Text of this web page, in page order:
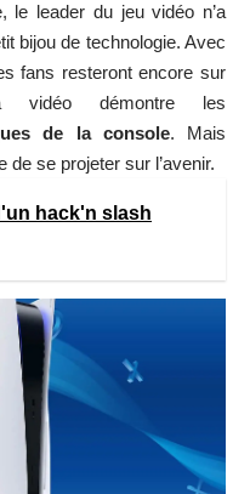
le leader du jeu vidéo n’a
bijou de technologie. Avec
fans resteront encore sur
vidéo démontre les
de la console. Mais
de se projeter sur l’avenir.
hack'n slash